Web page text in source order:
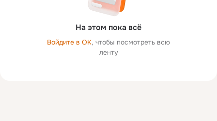
На этом пока всё
Войдите в ОК, чтобы посмотреть всю
ленту